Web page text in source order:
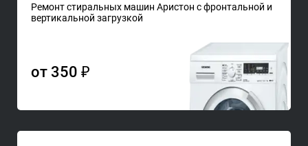
Ремонт стиральных машин Аристон с фронтальной и
вертикальной загрузкой
от 350 ₽